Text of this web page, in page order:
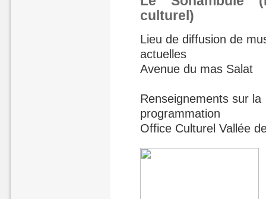
culturel)
Lieu de diffusion de
actuelles
Avenue du mas Salat
Renseignements sur la
programmation
Office Culturel Vallée